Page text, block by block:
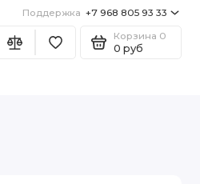
Поддержка +7 968 805 93 33
Корзина 0
0 руб